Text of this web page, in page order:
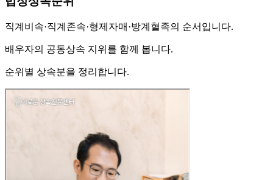
직계비속·직계존속·형제자매·방계혈족의 순서입니다.
배우자의 공동상속 지위를 함께 봅니다.
순위별 상속분을 정리합니다.